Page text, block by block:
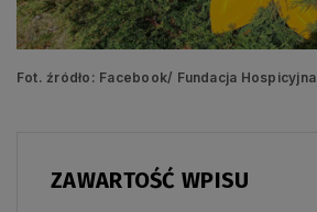
Fot. źródło: Facebook/ Fundacja Hospicyjna
ZAWARTOŚĆ WPISU